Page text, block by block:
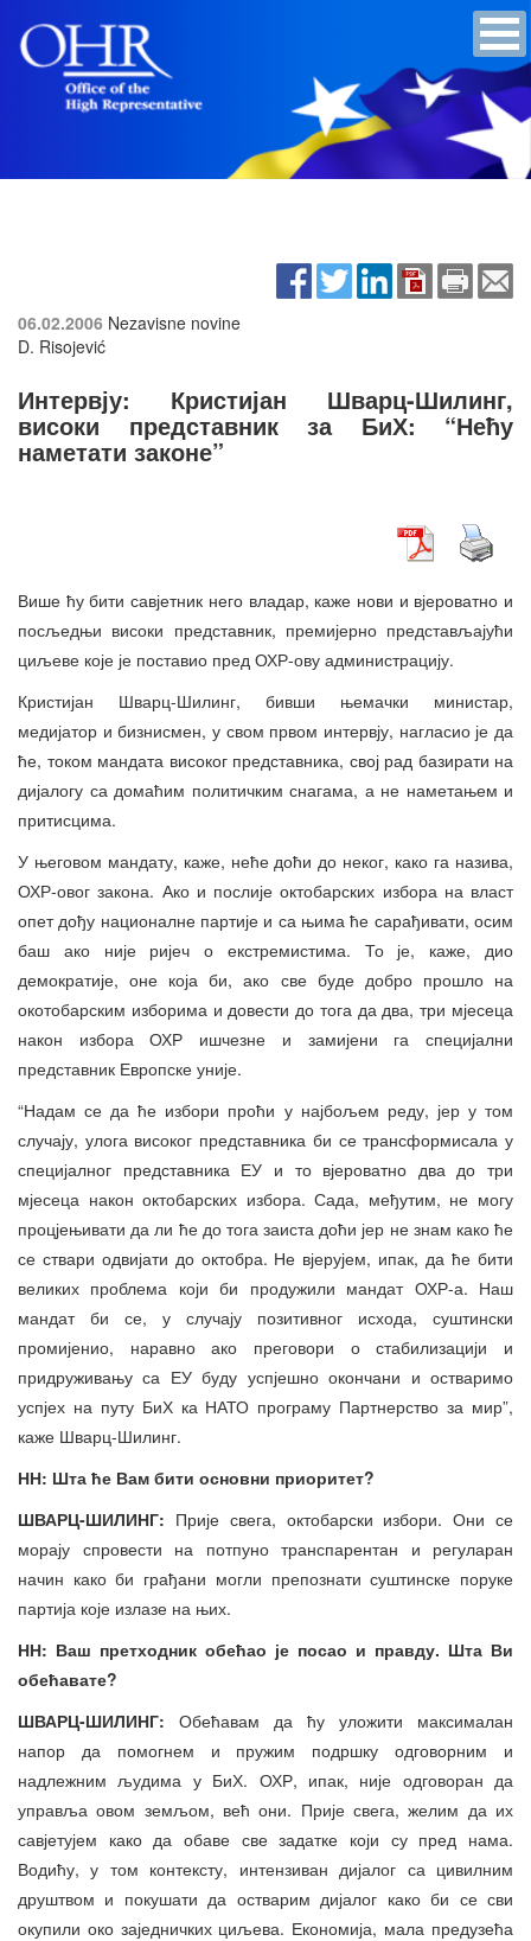
06.02.2006 Nezavisne novine
D. Risojević
Интервју: Кристијан Шварц-Шилинг,
високи представник за БиХ: “Нећу
наметати законе”
Више ћу бити савјетник него владар, каже нови и вјероватно и
посљедњи високи представник, премијерно представљајући
циљеве које је поставио пред ОХР-ову администрацију.
Кристијан Шварц-Шилинг, бивши њемачки министар,
медијатор и бизнисмен, у свом првом интервју, нагласио је да
ће, током мандата високог представника, свој рад базирати на
дијалогу са домаћим политичким снагама, а не наметањем и
притисцима.
У његовом мандату, каже, неће доћи до неког, како га назива,
ОХР-овог закона. Ако и послије октобарских избора на власт
опет дођу националне партије и са њима ће сарађивати, осим
баш ако није ријеч о екстремистима. То је, каже, дио
демократије, оне која би, ако све буде добро прошло на
окотобарским изборима и довести до тога да два, три мјесеца
након избора ОХР ишчезне и замијени га специјални
представник Европске уније.
“Надам се да ће избори проћи у најбољем реду, јер у том
случају, улога високог представника би се трансформисала у
специјалног представника ЕУ и то вјероватно два до три
мјесеца након октобарских избора. Сада, међутим, не могу
процјењивати да ли ће до тога заиста доћи јер не знам како ће
се ствари одвијати до октобра. Не вјерујем, ипак, да ће бити
великих проблема који би продужили мандат ОХР-а. Наш
мандат би се, у случају позитивног исхода, суштински
промијенио, наравно ако преговори о стабилизацији и
придруживању са ЕУ буду успјешно окончани и остваримо
успјех на путу БиХ ка НАТО програму Партнерство за мир”,
каже Шварц-Шилинг.
НН: Шта ће Вам бити основни приоритет?
ШВАРЦ-ШИЛИНГ: Прије свега, октобарски избори. Они се
морају спровести на потпуно транспарентан и регуларан
начин како би грађани могли препознати суштинске поруке
партија које излазе на њих.
НН: Ваш претходник обећао је посао и правду. Шта Ви
обећавате?
ШВАРЦ-ШИЛИНГ: Обећавам да ћу уложити максималан
напор да помогнем и пружим подршку одговорним и
надлежним људима у БиХ. ОХР, ипак, није одговоран да
управља овом земљом, већ они. Прије свега, желим да их
савјетујем како да обаве све задатке који су пред нама.
Водићу, у том контексту, интензиван дијалог са цивилним
друштвом и покушати да остварим дијалог како би се сви
окупили око заједничких циљева. Економија, мала предузећа